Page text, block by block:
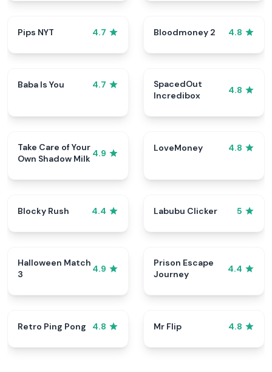
Pips NYT 4.7 Bloodmoney 2 4.8
Baba Is You 4.7
SpacedOut
Incredibox
4.8
Take Care of Your
Own Shadow Milk 4.9
LoveMoney 4.8
Blocky Rush 4.4 Labubu Clicker 5
Halloween Match
3
4.9
Prison Escape
Journey
4.4
Retro Ping Pong 4.8 Mr Flip 4.8